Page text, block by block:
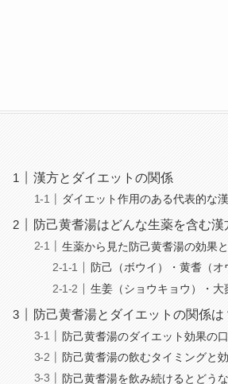
漢方とダイエットの関係
ダイエット作用のある代表的な
防己黄耆湯はどんな生薬を含む漢
生薬から見た防己黄耆湯の効果
防己（ボウイ）・黄耆（オ
生姜（ショウキョウ）・大
防己黄耆湯とダイエットの関係
防己黄耆湯のダイエット効果の
防己黄耆湯の飲むタイミングと
防己黄耆湯を飲み続けるとどう